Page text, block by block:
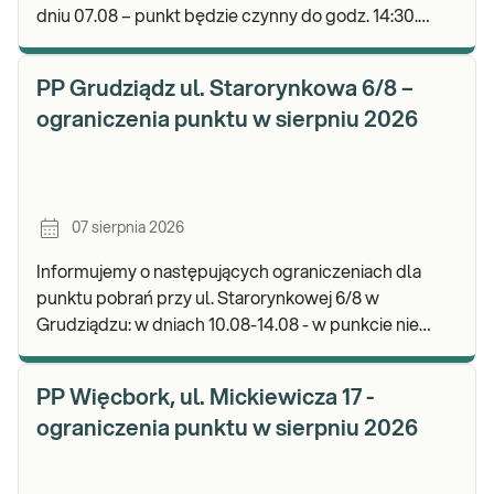
dniu 07.08 – punkt będzie czynny do godz. 14:30.
PP Grudziądz ul. Starorynkowa 6/8 –
ograniczenia punktu w sierpniu 2026
07 sierpnia 2026
Informujemy o następujących ograniczeniach dla
punktu pobrań przy ul. Starorynkowej 6/8 w
Grudziądzu: w dniach 10.08-14.08 - w punkcie nie
PP Więcbork, ul. Mickiewicza 17 -
ograniczenia punktu w sierpniu 2026